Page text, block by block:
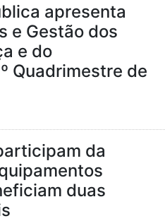
apresenta
e Gestão dos
e do
Quadrimestre de
da
duas